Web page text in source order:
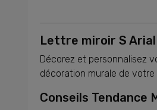
Lettre miroir S Arial
Décorez et personnalisez
décoration murale de votre
Conseils Tendance